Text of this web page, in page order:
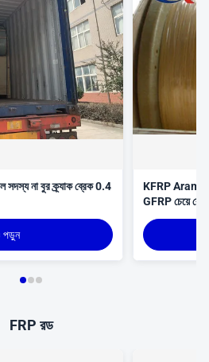
না বুর ক্র্যাক ব্রেক 0.4
KFRP Aramid
GFRP চেয়ে বেশি
FRP রড